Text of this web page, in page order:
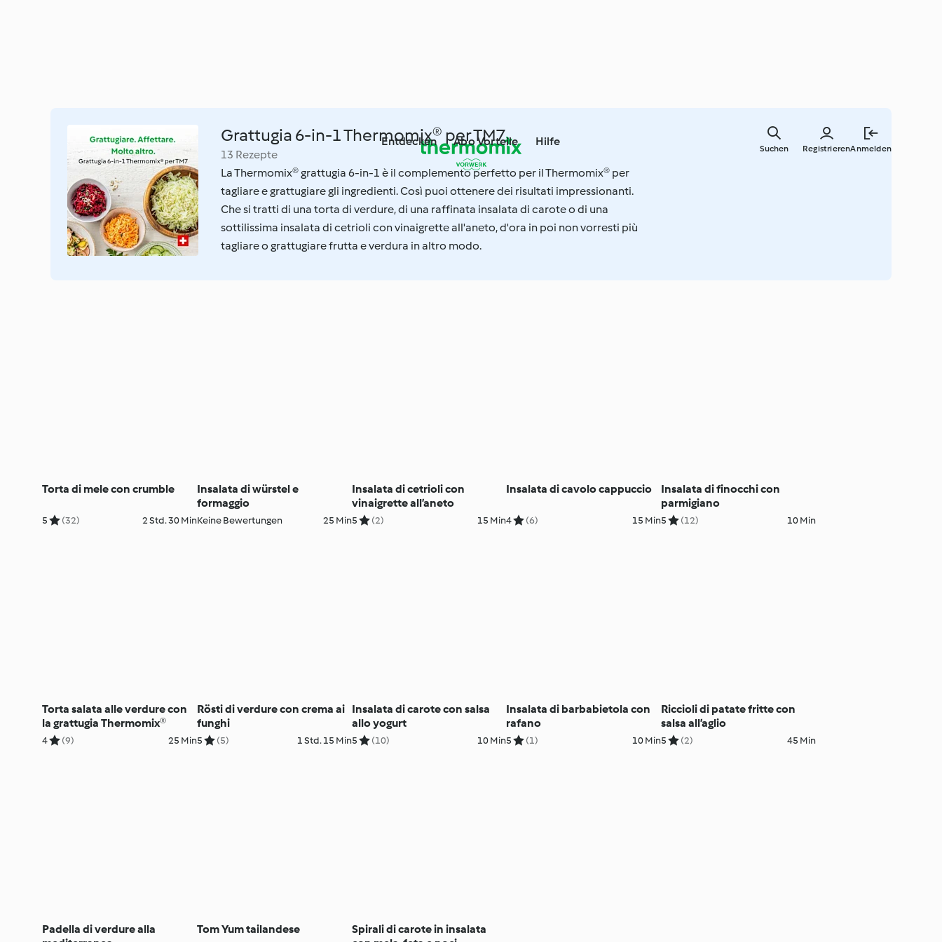
springen
Entdecken Abo Vorteile Hilfe
RegistrierenAnmelden
Suchen
Grattugia 6-in-1 Thermomix® per TM7
13 Rezepte
La Thermomix® grattugia 6-in-1 è il complemento perfetto per il Thermomix® per
tagliare e grattugiare gli ingredienti. Così puoi ottenere dei risultati impressionanti.
Che si tratti di una torta di verdure, di una raffinata insalata di carote o di una
sottilissima insalata di cetrioli con vinaigrette all'aneto, d'ora in poi non vorresti più
tagliare o grattugiare frutta e verdura in altro modo.
Torta di mele con crumble
5 (32) 2 Std. 30 Min
Insalata di würstel e
formaggio
Keine Bewertungen 25 Min
Insalata di cetrioli con
vinaigrette all’aneto
5 (2) 15 Min
Insalata di cavolo cappuccio
4 (6) 15 Min
Insalata di finocchi con
parmigiano
5 (12) 10 Min
Torta salata alle verdure con
la grattugia Thermomix®
4 (9) 25 Min
Rösti di verdure con crema ai
funghi
5 (5) 1 Std. 15 Min
Insalata di carote con salsa
allo yogurt
5 (10) 10 Min
Insalata di barbabietola con
rafano
5 (1) 10 Min
Riccioli di patate fritte con
salsa all’aglio
5 (2) 45 Min
Padella di verdure alla
Tom Yum tailandese
Spirali di carote in insalata